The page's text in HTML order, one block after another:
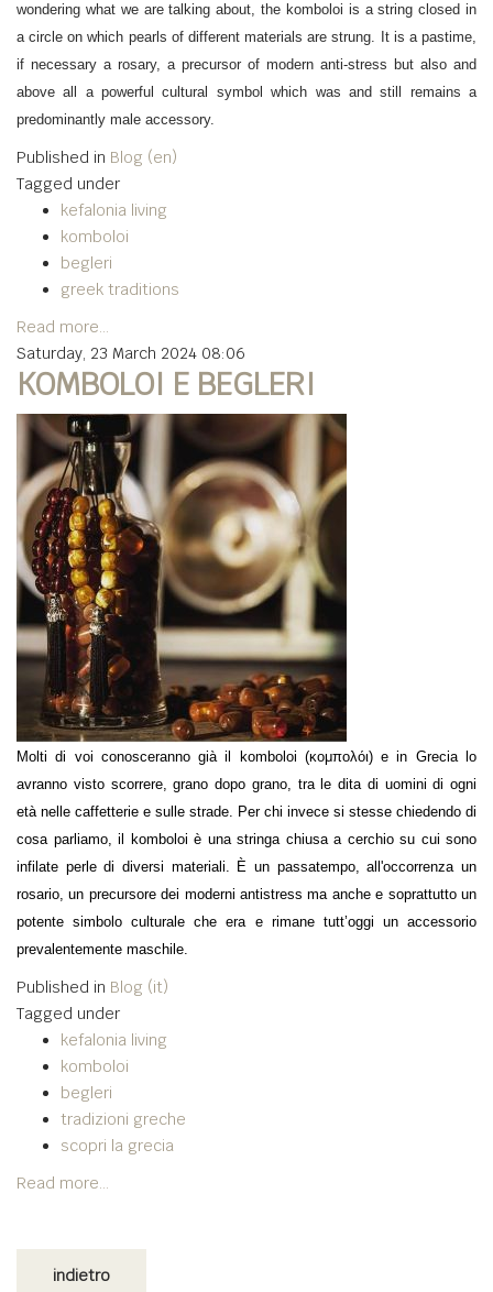
wondering what we are talking about, the komboloi is a string closed in
a circle on which pearls of different materials are strung. It is a pastime,
if necessary a rosary, a precursor of modern anti-stress but also and
above all a powerful cultural symbol which was and still remains a
predominantly male accessory.
Published in Blog (en)
Tagged under
kefalonia living
komboloi
begleri
greek traditions
Read more...
Saturday, 23 March 2024 08:06
KOMBOLOI E BEGLERI
Molti di voi conosceranno già il komboloi (κομπολόι) e in Grecia lo
avranno visto scorrere, grano dopo grano, tra le dita di uomini di ogni
età nelle caffetterie e sulle strade. Per chi invece si stesse chiedendo di
cosa parliamo, il komboloi è una stringa chiusa a cerchio su cui sono
infilate perle di diversi materiali. È un passatempo, all'occorrenza un
rosario, un precursore dei moderni antistress ma anche e soprattutto un
potente simbolo culturale che era e rimane tutt’oggi un accessorio
prevalentemente maschile.
Published in Blog (it)
Tagged under
kefalonia living
komboloi
begleri
tradizioni greche
scopri la grecia
Read more...
indietro